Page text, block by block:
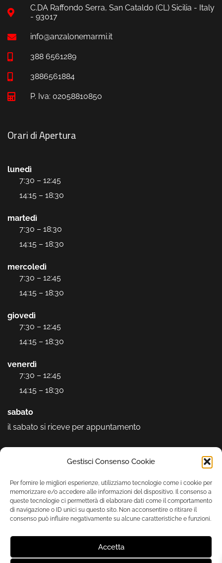
Gestisci Consenso Cookie
Per fornire le migliori esperienze, utilizziamo tecnologie come i cookie per
memorizzare e/o accedere alle informazioni del dispositivo. Il consenso a
queste tecnologie ci permetterà di elaborare dati come il comportamento
di navigazione o ID unici su questo sito. Non acconsentire o ritirare il
consenso può influire negativamente su alcune caratteristiche e funzioni.
Accetta
C.DA Raffondo Serra, San Cataldo (CL) Sicilia - Italy
- 93017
info@anzalonemarmi.it
388 6561289
3886561884
P. Iva: 02058810850
Orari di Apertura
lunedì
7:30 – 12:45
14:15 – 18:30
martedì
7:30 – 18:30
14:15 – 18:30
mercoledì
7:30 – 12:45
14:15 – 18:30
giovedì
7:30 – 12:45
14:15 – 18:30
venerdì
7:30 – 12:45
14:15 – 18:30
sabato
il sabato si riceve per appuntamento